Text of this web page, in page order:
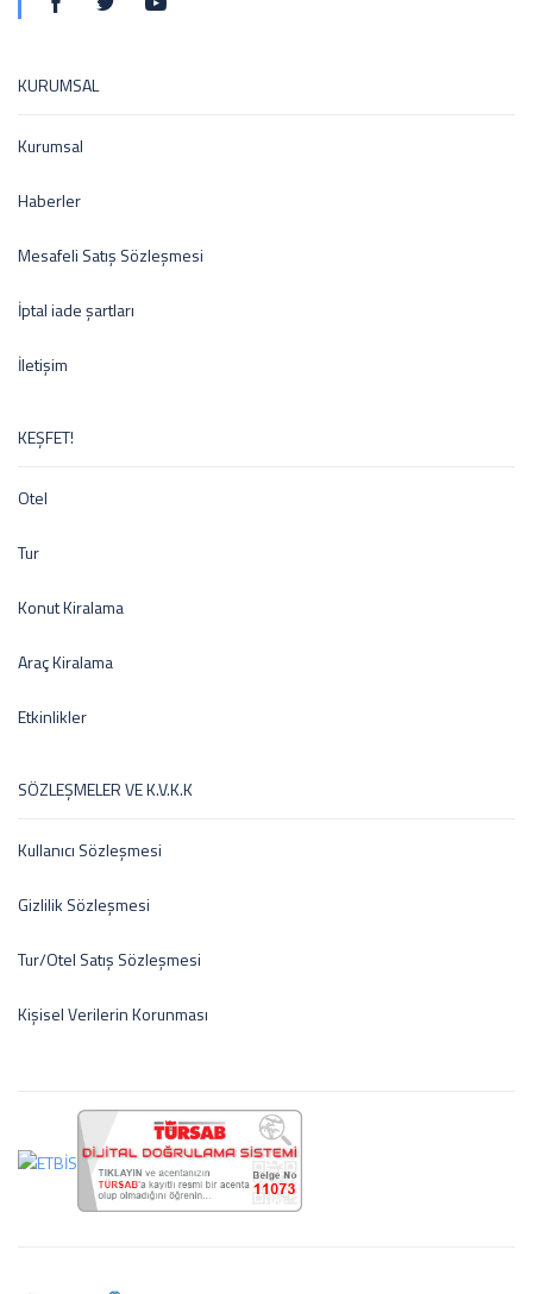
KURUMSAL
Kurumsal
Haberler
Mesafeli Satış Sözleşmesi
İptal iade şartları
İletişim
KEŞFET!
Otel
Tur
Konut Kiralama
Araç Kiralama
Etkinlikler
SÖZLEŞMELER VE K.V.K.K
Kullanıcı Sözleşmesi
Gizlilik Sözleşmesi
Tur/Otel Satış Sözleşmesi
Kişisel Verilerin Korunması